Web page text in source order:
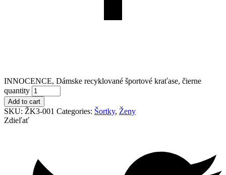
INNOCENCE, Dámske recyklované športové kraťase, čierne
quantity
Add to cart
SKU: ŽK3-001 Categories: Šortky, Ženy
Zdieľať